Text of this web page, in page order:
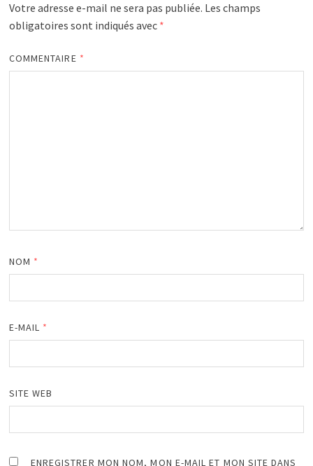
Votre adresse e-mail ne sera pas publiée. Les champs
obligatoires sont indiqués avec *
COMMENTAIRE *
NOM *
E-MAIL *
SITE WEB
ENREGISTRER MON NOM, MON E-MAIL ET MON SITE DANS